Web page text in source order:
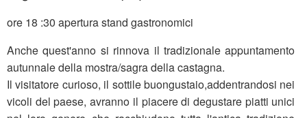
ore 18 :30 apertura stand gastronomici
Anche quest'anno si rinnova il tradizionale appuntamento
autunnale della mostra/sagra della castagna.
Il visitatore curioso, il sottile buongustaio,addentrandosi nei
vicoli del paese, avranno il piacere di degustare piatti unici